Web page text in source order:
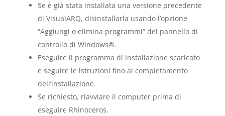
Se è già stata installata una versione precedente
di VisualARQ, disinstallarla usando l’opzione
“Aggiungi o elimina programmi” del pannello di
controllo di Windows®.
Eseguire il programma di installazione scaricato
e seguire le istruzioni fino al completamento
dell’installazione.
Se richiesto, riavviare il computer prima di
eseguire Rhinoceros.